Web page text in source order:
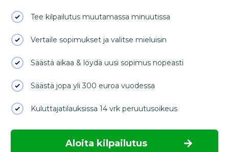
Tee kilpailutus muutamassa minuutissa
Vertaile sopimukset ja valitse mieluisin
Säästä aikaa & löydä uusi sopimus nopeasti
Säästä jopa yli 300 euroa vuodessa
Kuluttajatilauksissa 14 vrk peruutusoikeus
Aloita kilpailutus